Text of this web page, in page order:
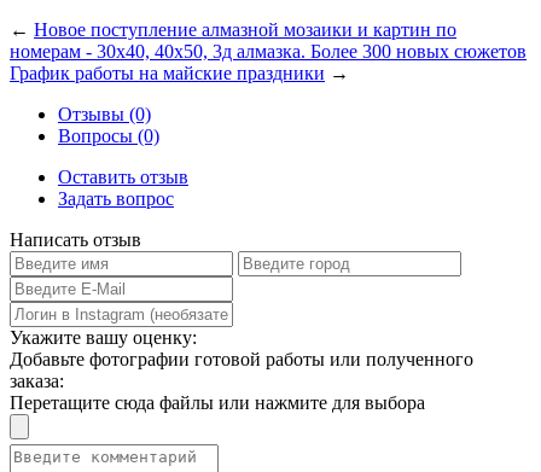
← Новое поступление алмазной мозаики и картин по
номерам - 30х40, 40х50, 3д алмазка. Более 300 новых сюжетов
График работы на майские праздники →
Отзывы (0)
Вопросы (0)
Оставить отзыв
Задать вопрос
Написать отзыв
Укажите вашу оценку:
Добавьте фотографии готовой работы или полученного
заказа:
Перетащите сюда файлы или нажмите для выбора